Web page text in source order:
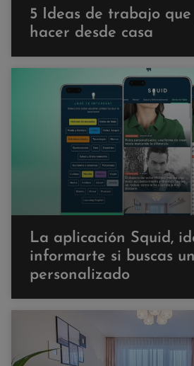
5 Ideas de trabajo que
hacer desde casa
La aplicación Squid,
informarte si buscas
personalizado